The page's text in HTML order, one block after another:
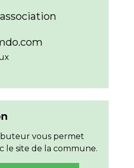
vous permet
le site de la commune.